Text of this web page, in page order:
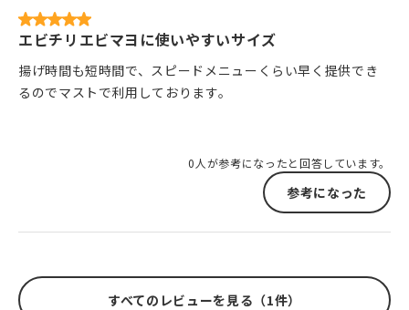
エビチリエビマヨに使いやすいサイズ
揚げ時間も短時間で、スピードメニューくらい早く提供でき
るのでマストで利用しております。
0人が参考になったと回答しています。
参考になった
すべてのレビューを見る（1件）